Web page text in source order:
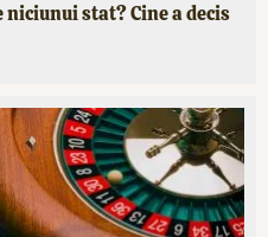
stat? Cine a decis